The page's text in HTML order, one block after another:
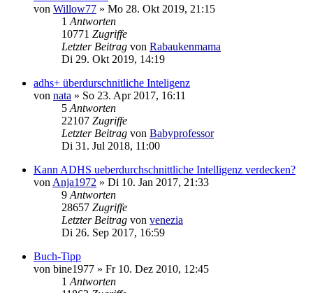
von Willow77 » Mo 28. Okt 2019, 21:15
1 Antworten
10771 Zugriffe
Letzter Beitrag von Rabaukenmama
Di 29. Okt 2019, 14:19
adhs+ überdurschnitliche Inteligenz
von nata » So 23. Apr 2017, 16:11
5 Antworten
22107 Zugriffe
Letzter Beitrag von Babyprofessor
Di 31. Jul 2018, 11:00
Kann ADHS ueberdurchschnittliche Intelligenz verdecken?
von Anja1972 » Di 10. Jan 2017, 21:33
9 Antworten
28657 Zugriffe
Letzter Beitrag von venezia
Di 26. Sep 2017, 16:59
Buch-Tipp
von bine1977 » Fr 10. Dez 2010, 12:45
1 Antworten